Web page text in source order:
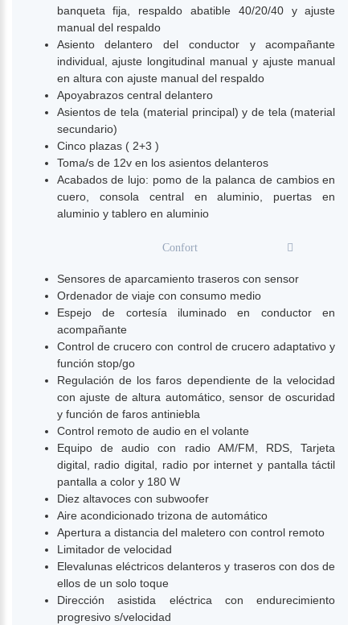
banqueta fija, respaldo abatible 40/20/40 y ajuste
manual del respaldo
Asiento delantero del conductor y acompañante
individual, ajuste longitudinal manual y ajuste manual
en altura con ajuste manual del respaldo
Apoyabrazos central delantero
Asientos de tela (material principal) y de tela (material
secundario)
Cinco plazas ( 2+3 )
Toma/s de 12v en los asientos delanteros
Acabados de lujo: pomo de la palanca de cambios en
cuero, consola central en aluminio, puertas en
aluminio y tablero en aluminio
Confort
Sensores de aparcamiento traseros con sensor
Ordenador de viaje con consumo medio
Espejo de cortesía iluminado en conductor en
acompañante
Control de crucero con control de crucero adaptativo y
función stop/go
Regulación de los faros dependiente de la velocidad
con ajuste de altura automático, sensor de oscuridad
y función de faros antiniebla
Control remoto de audio en el volante
Equipo de audio con radio AM/FM, RDS, Tarjeta
digital, radio digital, radio por internet y pantalla táctil
pantalla a color y 180 W
Diez altavoces con subwoofer
Aire acondicionado trizona de automático
Apertura a distancia del maletero con control remoto
Limitador de velocidad
Elevalunas eléctricos delanteros y traseros con dos de
ellos de un solo toque
Dirección asistida eléctrica con endurecimiento
progresivo s/velocidad